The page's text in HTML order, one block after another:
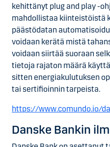
kehittänyt plug and play -
mahdollistaa kiinteistöistä
päästödatan
voidaan kerätä mistä
voidaan siirtää suoraan
tietoja rajaton määrä
sitten energiakulutuksen
tai sertifioinnin tarpeista.
https://www.comundo.io/
Danske Bankin